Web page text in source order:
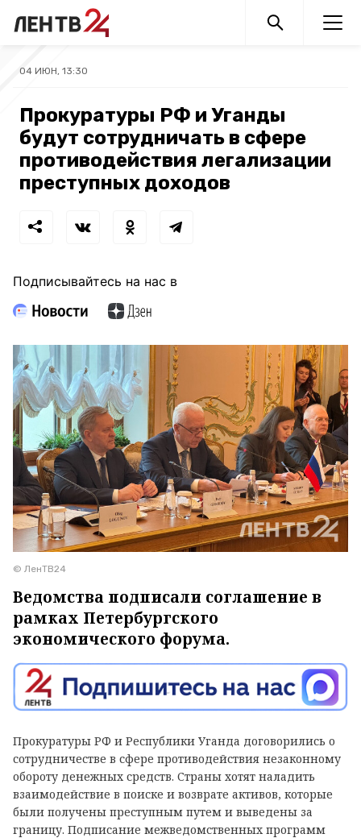
04 ИЮН, 13:30
Прокуратуры РФ и Уганды
будут сотрудничать в сфере
противодействия легализации
преступных доходов
Подписывайтесь на нас в
© ЛенТВ24
Ведомства подписали соглашение в
рамках Петербургского
экономического форума.
Прокуратуры РФ и Республики Уганда договорились о
сотрудничестве в сфере противодействия незаконному
обороту денежных средств. Страны хотят наладить
взаимодействие в поиске и возврате активов, которые
были получены преступным путем и выведены за
границу. Подписание межведомственных программ